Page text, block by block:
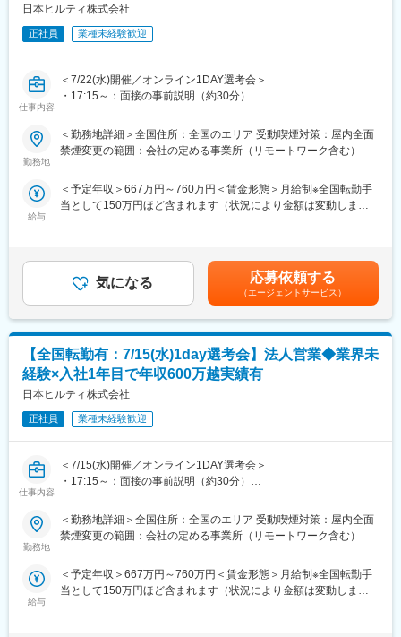
さらに、システム導入やマーケティングなど企画管理部門へのキ
ャリアチェンジのチャンスもあります。
■企業の特徴
・「働きがいのある企業ランキング」受賞
・グローバルで70名の社内トレーナーを配置し、毎年12億円以上
変更の範囲：会社の定める業務
も入っており、製品力が高い点が強みです。
■明確な評価制度／キャリアアップ：
そのほか多様なキャリアパスを用意しております。
■充実したインセンティブ制度：
くミニマム金額となります。AM1役職の役職者の半数以上は年収
600万以上となり、上位10％は800万円以上稼ぐ営業もおります。
■企業文化：
企業文化として特にチームワークを重んじており、チームメンバ
クオフミーティング等も開催しております。チームは約10名程
（マネジャー1名、メンバー7～9名）で構成されています。※直行
直帰型ですが孤独感はなく、週に数回チームで製品情報や成功事
例の共有、新人社員のサポートを実施しチームでのコミュニケー
ションは活発です。
変更の範囲：会社の定める業務
日本ヒルティ株式会社
正社員 業種未経験歓迎
仕事内容
＜7/22(水)開催／オンライン1DAY選考会＞
・17:15～：面接の事前説明（約30分）
※面接URLをご案内します
※後日最終面接実施の可能性もあります
世界的なシェアを誇るヒルティ製品の営業をお任せします。
■業務詳細：
・提案商材：建設用留付工程に使用される製品（レーザー探査
機、ドリル、切削、留付製品等ワンストップで提案が可能です）
／工具管理システム等
・働き方：直行直帰型／社用車支給有
■当社の強み：
・製品開発への多額の投資：
売り上げの6％を研究開発に投資しており、毎年平均60製品の新
製品をリリースしています。また、特許出願企業のトップ100に
も入っており、製品力が高い点が強みです。
■明確な評価制度／キャリアアップ：
そのほか多様なキャリアパスを用意しております。
■充実したインセンティブ制度：
くミニマム金額となります。AM1役職の役職者の半数以上は年収
600万以上となり、上位10％は800万円以上稼ぐ営業もおります。
■企業文化：
企業文化として特にチームワークを重んじており、チームメンバ
勤務地
＜勤務地詳細＞全国住所：全国のエリア 受動喫煙対策：屋内全面
禁煙変更の範囲：会社の定める事業所（リモートワーク含む）
給与
＜予定年収＞667万円～760万円＜賃金形態＞月給制※全国転勤手
当として150万円ほど含まれます（状況により金額は変動しま
インセンティブ支給有り(年4回)※達成率によっては、初年度から
年収600万円以上も可能です。■昇給有り■賞与年１回■入社後のイ
ンセンティブ保証制度あり■モデル年収（固定給8割）：・700万
円／4年目・800万円／営業課長／4年目賃金はあくまでも目安の
金額であり、選考を通じて上下する可能性があります。月給(月額)
は固定手当を含めた表記です。
気になる 応募依頼する
（エージェントサービス）
【全国転勤有：7/15(水)1day選考会】法人営業◆業界未
経験×入社1年目で年収600万越実績有
日本ヒルティ株式会社
正社員 業種未経験歓迎
仕事内容
＜7/15(水)開催／オンライン1DAY選考会＞
・17:15～：面接の事前説明（約30分）
※面接URLをご案内します
※後日最終面接実施の可能性もあります
世界的なシェアを誇るヒルティ製品の営業をお任せします。
■業務詳細：
勤務地
＜勤務地詳細＞全国住所：全国のエリア 受動喫煙対策：屋内全面
禁煙変更の範囲：会社の定める事業所（リモートワーク含む）
給与
＜予定年収＞667万円～760万円＜賃金形態＞月給制※全国転勤手
当として150万円ほど含まれます（状況により金額は変動しま